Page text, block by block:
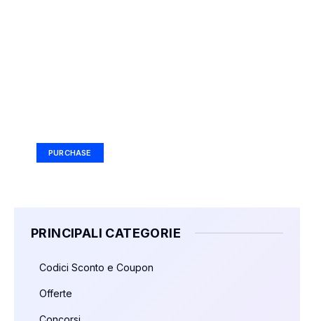
PURCHASE
PRINCIPALI CATEGORIE
Codici Sconto e Coupon
Offerte